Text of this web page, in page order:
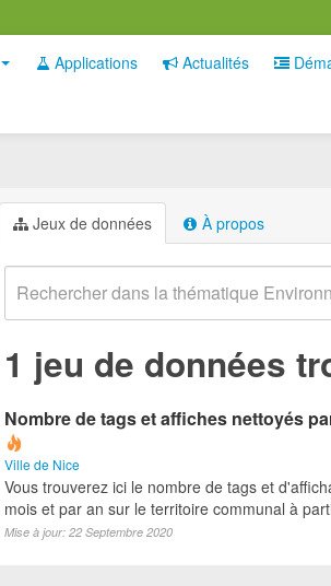
Applications Actualités
Jeux de données À propos
1 jeu de données
Nombre de tags et affiches nettoyés
Ville de Nice
Vous trouverez ici le nombre de tags et
mois et par an sur le territoire communal à
Mise à jour: 22 Septembre 2020